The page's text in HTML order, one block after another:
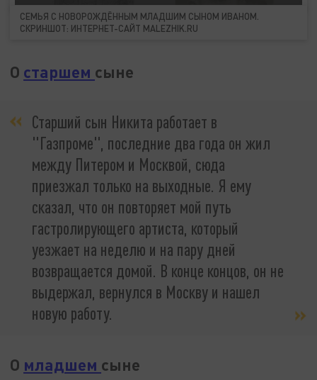
СЕМЬЯ С НОВОРОЖДЁННЫМ МЛАДШИМ СЫНОМ ИВАНОМ.
СКРИНШОТ: ИНТЕРНЕТ-САЙТ MALEZHIK.RU
О старшем сыне
Старший сын Никита работает в
"Газпроме", последние два года он жил
между Питером и Москвой, сюда
приезжал только на выходные. Я ему
сказал, что он повторяет мой путь
гастролирующего артиста, который
уезжает на неделю и на пару дней
возвращается домой. В конце концов, он не
выдержал, вернулся в Москву и нашел
новую работу.
О младшем сыне